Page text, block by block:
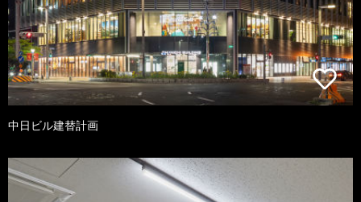
中日ビル建替計画